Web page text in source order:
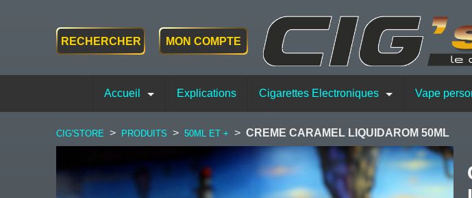
RECHERCHER MON COMPTE
Accueil Explications Cigarettes Electroniques Vape
CIG'STORE > PRODUITS > 50ML ET + > CREME CARAMEL LIQUIDAROM 50ML